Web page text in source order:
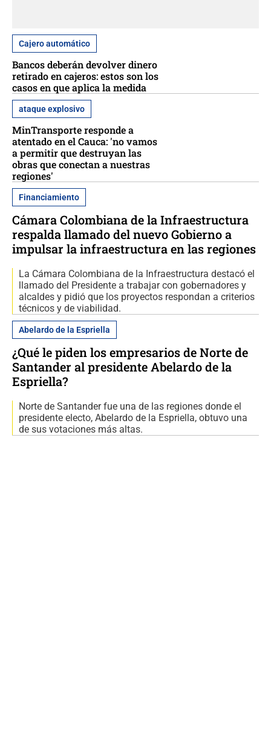
Cajero automático
Bancos deberán devolver dinero
retirado en cajeros: estos son los
casos en que aplica la medida
ataque explosivo
MinTransporte responde a
atentado en el Cauca: 'no vamos
a permitir que destruyan las
obras que conectan a nuestras
regiones'
Financiamiento
Cámara Colombiana de la Infraestructura
respalda llamado del nuevo Gobierno a
impulsar la infraestructura en las regiones
La Cámara Colombiana de la Infraestructura destacó el
llamado del Presidente a trabajar con gobernadores y
alcaldes y pidió que los proyectos respondan a criterios
técnicos y de viabilidad.
Abelardo de la Espriella
¿Qué le piden los empresarios de Norte de
Santander al presidente Abelardo de la
Espriella?
Norte de Santander fue una de las regiones donde el
presidente electo, Abelardo de la Espriella, obtuvo una
de sus votaciones más altas.